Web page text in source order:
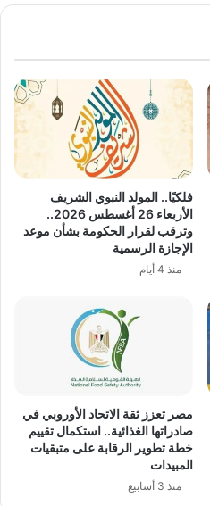
فلكيًا.. المولد النبوي الشريف
الأربعاء 26 أغسطس 2026..
وترقب لقرار الحكومة بشأن موعد
الإجازة الرسمية
منذ 4 أيام
مصر تعزز ثقة الاتحاد الأوروبي في
صادراتها الغذائية.. استكمال تقييم
خطة تطوير الرقابة على متبقيات
المبيدات
منذ 3 أسابيع